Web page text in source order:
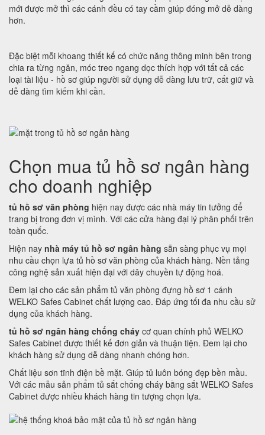
mới được mở thì các cánh đều có tay cầm giúp đóng mở dễ dàng
hơn.
Đặc biệt mỗi khoang thiết kế có chức năng thông minh bên trong
chia ra từng ngăn, móc treo ngang dọc thích hợp với tất cả các
loại tài liệu - hồ sơ giúp người sử dụng dễ dàng lưu trữ, cất giữ và
dễ dàng tìm kiếm khi cần.
Chọn mua tủ hồ sơ ngân hàng
cho doanh nghiệp
tủ hồ sơ văn phòng hiện nay được các nhà máy tin tưởng để
trang bị trong đơn vị mình. Với các cửa hàng đại lý phân phối trên
toàn quốc.
Hiện nay nhà máy tủ hồ sơ ngân hàng sẵn sàng phục vụ mọi
nhu cầu chọn lựa tủ hồ sơ văn phòng của khách hàng. Nền tảng
công nghệ sản xuất hiện đại với dây chuyền tự động hoá.
Đem lại cho các sản phẩm tủ văn phòng đựng hồ sơ 1 cánh
WELKO Safes Cabinet chất lượng cao. Đáp ứng tối đa nhu cầu sử
dụng của khách hàng.
tủ hồ sơ ngân hàng chống cháy cơ quan chính phủ WELKO
Safes Cabinet được thiết kế đơn giản và thuận tiện. Đem lại cho
khách hàng sử dụng dễ dàng nhanh chóng hơn.
Chất liệu sơn tĩnh điện bề mặt. Giúp tủ luôn bóng đẹp bền mầu.
Với các mẫu sản phẩm tủ sắt chống cháy bằng sắt WELKO Safes
Cabinet được nhiều khách hàng tin tượng chọn lựa.